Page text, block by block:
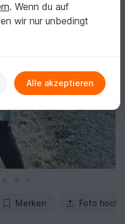
Merken Foto
. Wenn du auf
wir nur unbedingt
Alle akzeptieren